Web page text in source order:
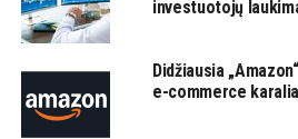
investuotojų
Didžiausia
e-commerce